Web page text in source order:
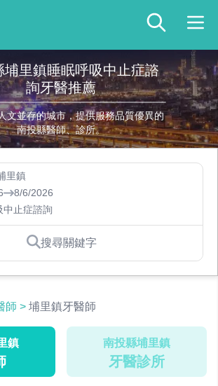
埔里鎮睡眠呼吸中止症諮
詢牙醫推薦
文並存的城市，提供服務品質優異的
南投縣醫師、診所。
里鎮
8/6/2026
中止症諮詢
搜尋關鍵字
師 > 埔里鎮牙醫師
鎮 南投縣埔里鎮
牙醫診所